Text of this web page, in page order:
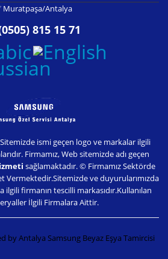
Muratpaşa/Antalya
815 15 71
Sitemizde ismi geçen logo ve markalar ilgili
Firmamız, Web sitemizde adı geçen
sağlamaktadır. © Firmamız Sektörde
Vermektedir.Sitemizde ve duyurularımızda
firmanın tescilli markasıdır.Kullanılan
İlgili Firmalara Aittir.
by Antalya Samsung Beyaz Eşya Tamircisi